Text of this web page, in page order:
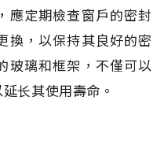
應定期檢查窗戶的密封
換，以保持其良好的密
玻璃和框架，不僅可以
长其使用壽命。